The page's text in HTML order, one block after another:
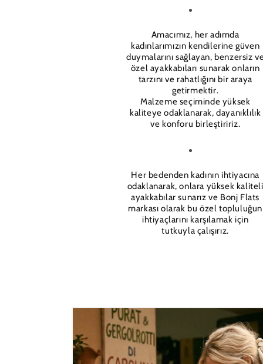
Amacımız, her adımda
kadınlarımızın kendilerine güven
duymalarını sağlayan, benzersiz
özel ayakkabıları sunarak onların
tarzını ve rahatlığını bir araya
getirmektir.
Malzeme seçiminde yüksek
kaliteye odaklanarak, dayanıklılık
ve konforu birleştiririz.
Her bedenden kadının ihtiyacına
odaklanarak, onlara yüksek kaliteli
ayakkabılar sunarız ve Bonj Flats
markası olarak bu özel topluluğun
ihtiyaçlarını karşılamak için
tutkuyla çalışırız.